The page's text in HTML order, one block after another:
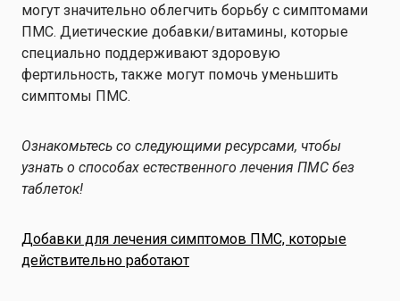
могут значительно облегчить борьбу с симптомами
ПМС. Диетические добавки/витамины, которые
специально поддерживают здоровую
фертильность, также могут помочь уменьшить
симптомы ПМС.
Ознакомьтесь со следующими ресурсами, чтобы
узнать о способах естественного лечения ПМС без
таблеток!
Добавки для лечения симптомов ПМС, которые
действительно работают